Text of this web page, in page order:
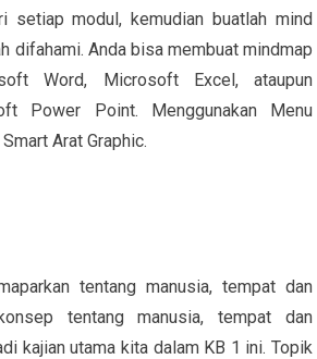
setiap modul, kemudian buatlah mind
difahami. Anda bisa membuat mindmap
Word, Microsoft Excel, ataupun
Power Point. Menggunakan Menu
Arat Graphic.
tentang manusia, tempat dan
tentang manusia, tempat dan
kajian utama kita dalam KB 1 ini. Topik